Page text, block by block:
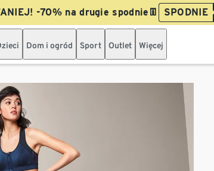
-70% na drugie spodnie👖 SPODNIE
Dom i ogród Sport Outlet Więcej